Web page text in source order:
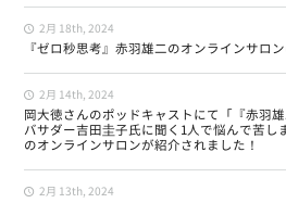
2月 18th, 2024
『ゼロ秒思考』赤羽雄二のオンラインサロ
2月 14th, 2024
岡大徳さんのポッドキャストにて「『赤羽
バサダー吉田圭子氏に聞く1人で悩んで苦し
のオンラインサロンが紹介されました！
2月 13th, 2024